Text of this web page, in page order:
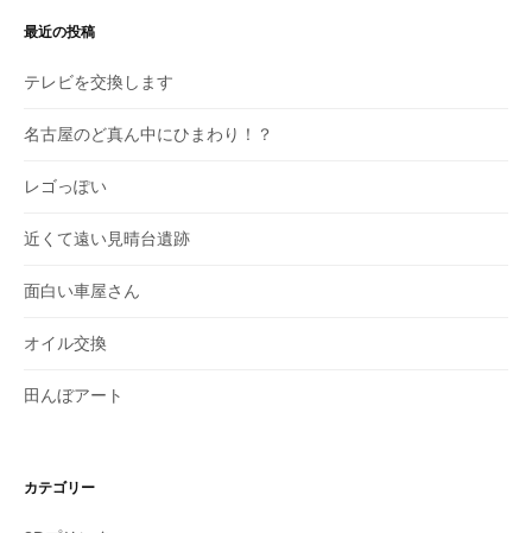
最近の投稿
テレビを交換します
名古屋のど真ん中にひまわり！？
レゴっぽい
近くて遠い見晴台遺跡
面白い車屋さん
オイル交換
田んぼアート
カテゴリー